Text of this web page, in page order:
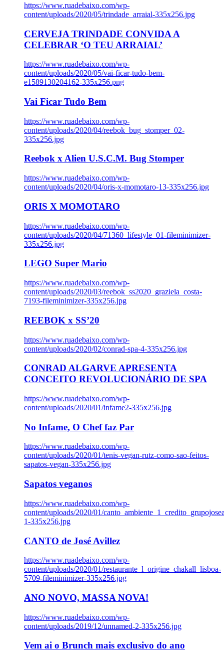
https://www.ruadebaixo.com/wp-
content/uploads/2020/05/trindade_arraial-335x256.jpg
CERVEJA TRINDADE CONVIDA A
CELEBRAR ‘O TEU ARRAIAL’
https://www.ruadebaixo.com/wp-
content/uploads/2020/05/vai-ficar-tudo-bem-
e1589130204162-335x256.png
Vai Ficar Tudo Bem
https://www.ruadebaixo.com/wp-
content/uploads/2020/04/reebok_bug_stomper_02-
335x256.jpg
Reebok x Alien U.S.C.M. Bug Stomper
https://www.ruadebaixo.com/wp-
content/uploads/2020/04/oris-x-momotaro-13-335x256.jpg
ORIS X MOMOTARO
https://www.ruadebaixo.com/wp-
content/uploads/2020/04/71360_lifestyle_01-fileminimizer-
335x256.jpg
LEGO Super Mario
https://www.ruadebaixo.com/wp-
content/uploads/2020/03/reebok_ss2020_graziela_costa-
7193-fileminimizer-335x256.jpg
REEBOK x SS’20
https://www.ruadebaixo.com/wp-
content/uploads/2020/02/conrad-spa-4-335x256.jpg
CONRAD ALGARVE APRESENTA
CONCEITO REVOLUCIONÁRIO DE SPA
https://www.ruadebaixo.com/wp-
content/uploads/2020/01/infame2-335x256.jpg
No Infame, O Chef faz Par
https://www.ruadebaixo.com/wp-
content/uploads/2020/01/tenis-vegan-rutz-como-sao-feitos-
sapatos-vegan-335x256.jpg
Sapatos veganos
https://www.ruadebaixo.com/wp-
content/uploads/2020/01/
1-335x256.jpg
CANTO de José Avillez
https://www.ruadebaixo.com/wp-
content/uploads/2020/01/restaurante_l_origine_chakall_lisboa-
5709-fileminimizer-335x256.jpg
ANO NOVO, MASSA NOVA!
https://www.ruadebaixo.com/wp-
content/uploads/2019/12/unnamed-2-335x256.jpg
Vem ai o Brunch mais exclusivo do ano